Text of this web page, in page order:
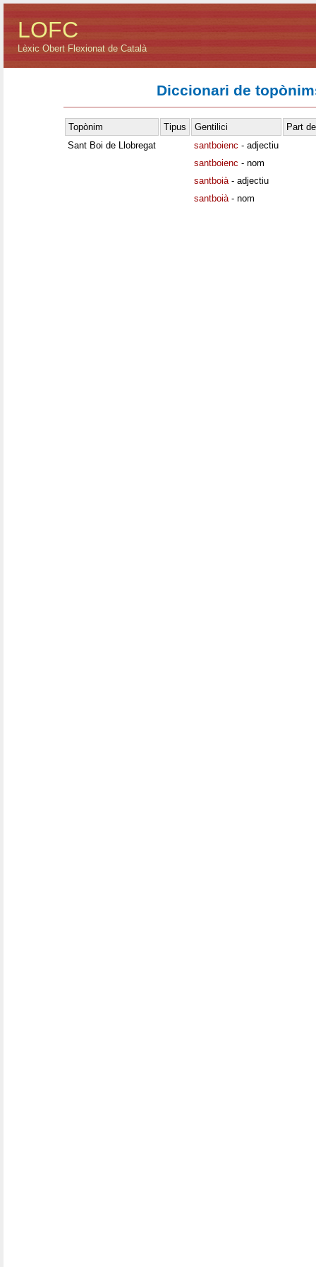
LOFC
Lèxic Obert Flexionat de Català
Diccionari de
Topònim Tipus Gentilici
Part de
Sant Boi de Llobregat
santboienc - adjectiu
santboienc - nom
santboià- adjectiu
santboià- nom